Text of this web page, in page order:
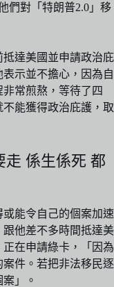
們對「特朗普2.0」移
達美國並申請政治庇
示並不擔心，因為自
常煎熬，等待了四
能獲得政治庇護，取
走 係生係死 都
能令自己的個案加速
他差不多時間抵達美
在申請綠卡，「因為
件。若把非法移民逐
」。